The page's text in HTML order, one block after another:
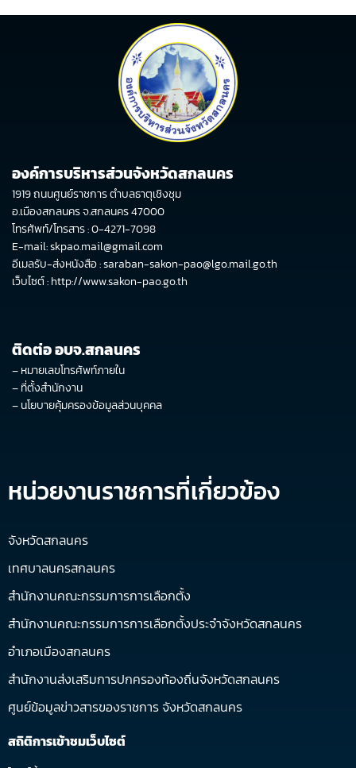
องค์การบริหารส่วนจังหวัดสกลนคร
1919 ถนนศูนย์ราชการ ตำบลธาตุเชิงชุม
อ.เมืองสกลนคร จ.สกลนคร 47000
โทรศัพท์/โทรสาร : 0-4271-7098
E-mail: skpao.mail@gmail.com
อีเมลรับ-ส่งหนังสือ : saraban-sakon-pao@lgo.mail.go.th
เว็บไซต์ :http://www.sakon-pao.go.th
ติดต่อ อบจ.สกลนคร
–หมายเลขโทรศัพท์ภายใน
–ที่ตั้งสำนักงาน
–นโยบายคุ้มครองข้อมูลส่วนบุคคล
หน่วยงานราชการที่เกี่ยวข้อง
จังหวัดสกลนคร
เทศบาลนครสกลนคร
สำนักงานคณะกรรมการการเลือกตั้ง
สำนักงานคณะกรรมการการเลือกตั้งประจำจังหวัดสกลนคร
อำเภอเมืองสกลนคร
สำนักงานส่งเสริมการปกครองท้องถิ่นจังหวัดสกลนคร
ศูนย์ข้อมูลข่าวสารของราชการ จังหวัดสกลนคร
สถิติการเข้าชมเว็บไซต์